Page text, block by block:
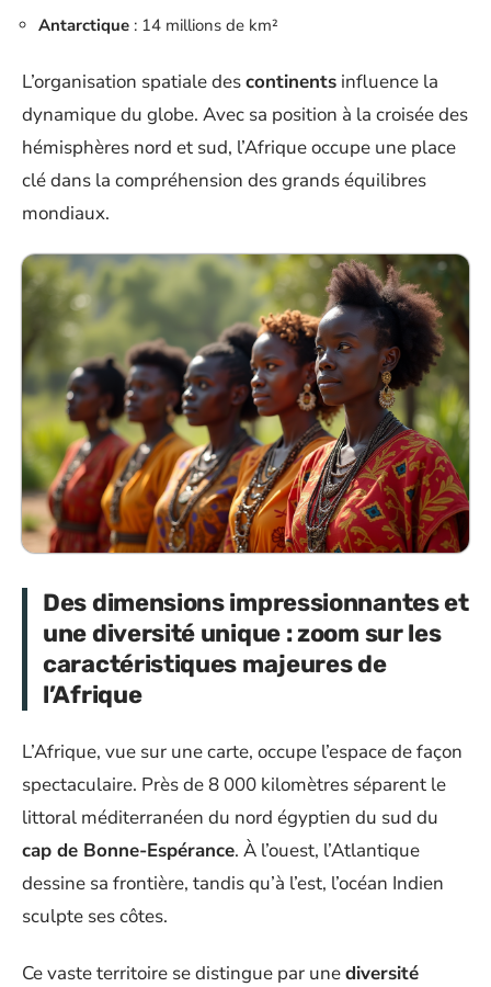
Antarctique : 14 millions de km²
L’organisation spatiale descontinents influence la
dynamique du globe. Avec sa position à la croisée des
hémisphères nord et sud, l’Afrique occupe une place
clé dans la compréhension des grands équilibres
mondiaux.
Des dimensions impressionnantes et
une diversité unique : zoom sur les
caractéristiques majeures de
l’Afrique
L’Afrique, vue sur une carte, occupe l’espace de façon
spectaculaire. Près de 8 000 kilomètres séparent le
littoral méditerranéen du nord égyptien du sud du
cap de Bonne-Espérance. À l’ouest, l’Atlantique
dessine sa frontière, tandis qu’à l’est, l’océan Indien
sculpte ses côtes.
Ce vaste territoire se distingue par unediversité